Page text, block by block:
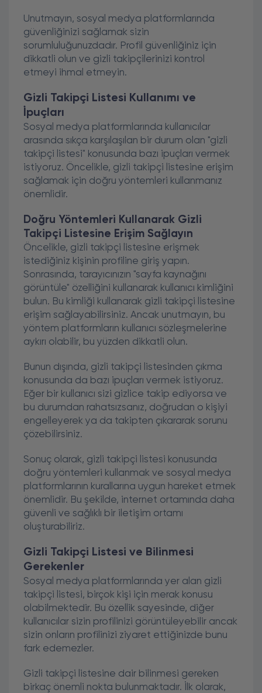
Unutmayın, sosyal medya platformlarında
güvenliğinizi sağlamak sizin
sorumluluğunuzdadır. Profil güvenliğiniz için
dikkatli olun ve gizli takipçilerinizi kontrol
etmeyi ihmal etmeyin.
Gizli Takipçi Listesi Kullanımı ve
İpuçları
Sosyal medya platformlarında kullanıcılar
arasında sıkça karşılaşılan bir durum olan "gizli
takipçi listesi" konusunda bazı ipuçları vermek
istiyoruz. Öncelikle, gizli takipçi listesine erişim
sağlamak için doğru yöntemleri kullanmanız
önemlidir.
Doğru Yöntemleri Kullanarak Gizli
Takipçi Listesine Erişim Sağlayın
Öncelikle, gizli takipçi listesine erişmek
istediğiniz kişinin profiline giriş yapın.
Sonrasında, tarayıcınızın "sayfa kaynağını
görüntüle" özelliğini kullanarak kullanıcı kimliğini
bulun. Bu kimliği kullanarak gizli takipçi listesine
erişim sağlayabilirsiniz. Ancak unutmayın, bu
yöntem platformların kullanıcı sözleşmelerine
aykırı olabilir, bu yüzden dikkatli olun.
Bunun dışında, gizli takipçi listesinden çıkma
konusunda da bazı ipuçları vermek istiyoruz.
Eğer bir kullanıcı sizi gizlice takip ediyorsa ve
bu durumdan rahatsızsanız, doğrudan o kişiyi
engelleyerek ya da takipten çıkararak sorunu
çözebilirsiniz.
Sonuç olarak, gizli takipçi listesi konusunda
doğru yöntemleri kullanmak ve sosyal medya
platformlarının kurallarına uygun hareket etmek
önemlidir. Bu şekilde, internet ortamında daha
güvenli ve sağlıklı bir iletişim ortamı
oluşturabiliriz.
Gizli Takipçi Listesi ve Bilinmesi
Gerekenler
Sosyal medya platformlarında yer alan gizli
takipçi listesi, birçok kişi için merak konusu
olabilmektedir. Bu özellik sayesinde, diğer
kullanıcılar sizin profilinizi görüntüleyebilir ancak
sizin onların profilinizi ziyaret ettiğinizde bunu
fark edemezler.
Gizli takipçi listesine dair bilinmesi gereken
birkaç önemli nokta bulunmaktadır. İlk olarak,